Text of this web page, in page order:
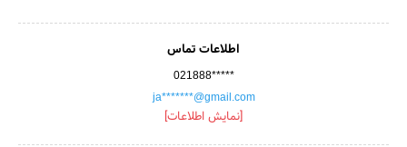
اطلاعات تماس
021888*****
ja*******@gmail.com
[نمایش اطلاعات]